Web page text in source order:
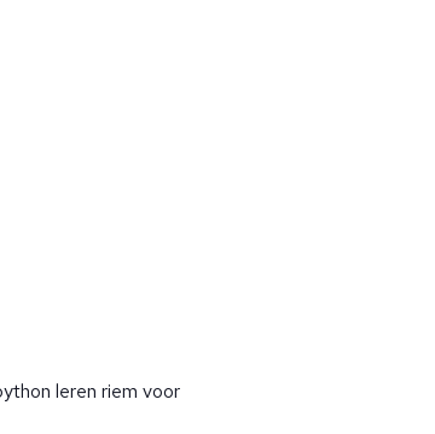
leren riem voor